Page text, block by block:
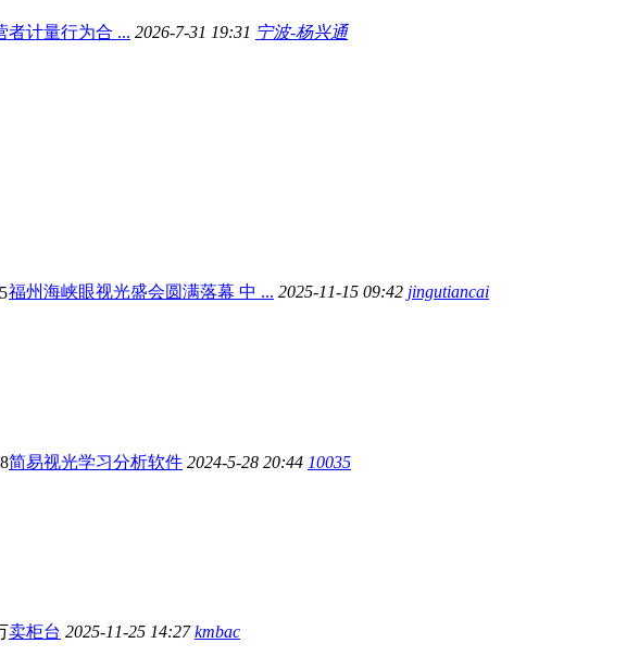
者计量行为合 ... 2026-7-31 19:31 宁波-杨兴通
福州海峡眼视光盛会圆满落幕 中 ... 2025-11-15 09:42 jingutiancai
简易视光学习分析软件 2024-5-28 20:44 10035
卖柜台 2025-11-25 14:27kmbac